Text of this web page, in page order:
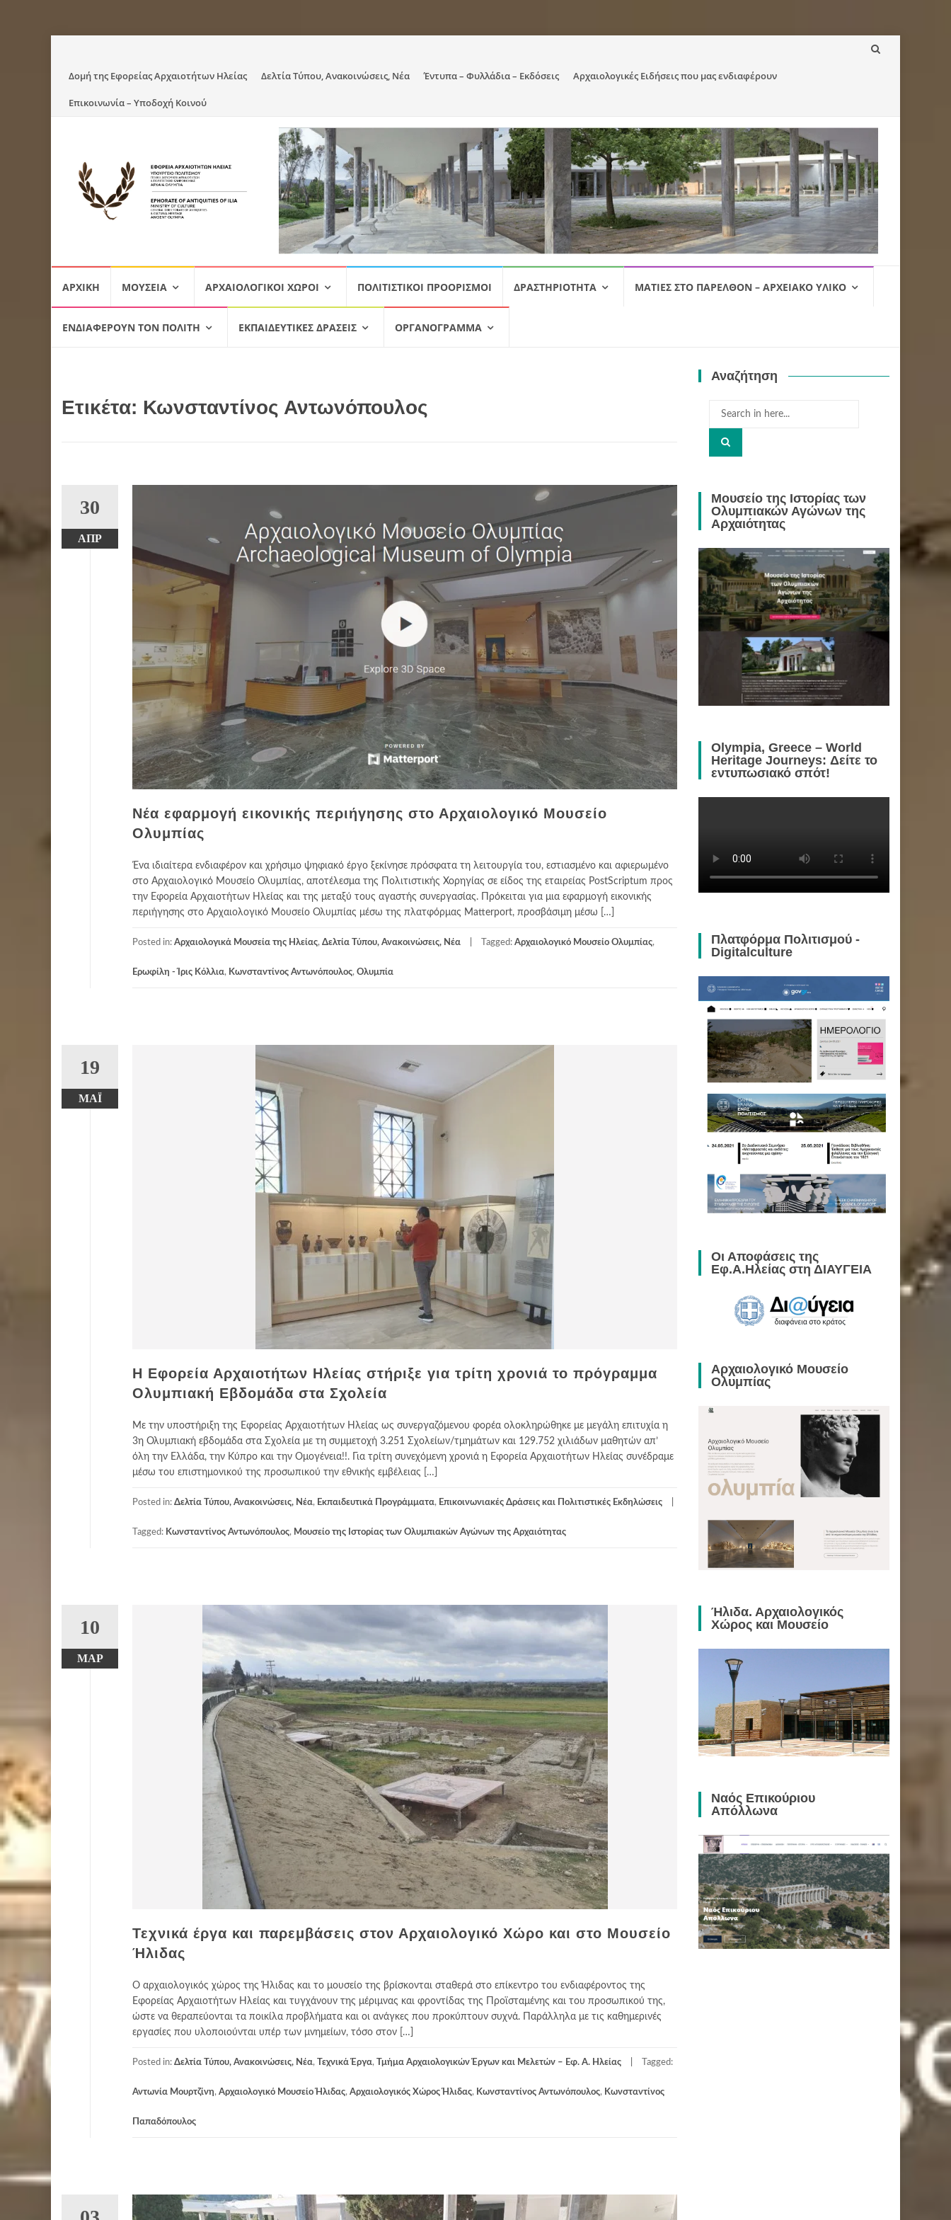
Skip
to
Δομή της Εφορείας Αρχαιοτήτων Ηλείας Δελτία Τύπου, Ανακοινώσεις, Νέα Έντυπα – Φυλλάδια – Εκδόσεις Αρχαιολογικές Ειδήσεις που μας ενδιαφέρουν
Επικοινωνία – Υποδοχή Κοινού
content
ΑΡΧΙΚΉ ΜΟΥΣΕΊΑ ΑΡΧΑΙΟΛΟΓΙΚΟΊ ΧΏΡΟΙ ΠΟΛΙΤΙΣΤΙΚΟΊ ΠΡΟΟΡΙΣΜΟΊ ΔΡΑΣΤΗΡΙΌΤΗΤΑ ΜΑΤΙΈΣ ΣΤΟ ΠΑΡΕΛΘΌΝ – ΑΡΧΕΙΑΚΌ ΥΛΙΚΌ
ΕΝΔΙΑΦΈΡΟΥΝ ΤΟΝ ΠΟΛΊΤΗ ΕΚΠΑΙΔΕΥΤΙΚΈΣ ΔΡΆΣΕΙΣ ΟΡΓΑΝΌΓΡΑΜΜΑ
Ετικέτα: Κωνσταντίνος Αντωνόπουλος
30
ΑΠΡ
Νέα εφαρμογή εικονικής περιήγησης στο Αρχαιολογικό Μουσείο
Ολυμπίας
Ένα ιδιαίτερα ενδιαφέρον και χρήσιμο ψηφιακό έργο ξεκίνησε πρόσφατα τη λειτουργία του, εστιασμένο και αφιερωμένο
στο Αρχαιολογικό Μουσείο Ολυμπίας, αποτέλεσμα της Πολιτιστικής Χορηγίας σε είδος της εταιρείας PostScriptum προς
την Εφορεία Αρχαιοτήτων Ηλείας και της μεταξύ τους αγαστής συνεργασίας. Πρόκειται για μια εφαρμογή εικονικής
περιήγησης στο Αρχαιολογικό Μουσείο Ολυμπίας μέσω της πλατφόρμας Matterport, προσβάσιμη μέσω […]
Posted in: Αρχαιολογικά Μουσεία της Ηλείας, Δελτία Τύπου, Ανακοινώσεις, Νέα Tagged: Αρχαιολογικό Μουσείο Ολυμπίας,
Ερωφίλη - Ίρις Κόλλια, Κωνσταντίνος Αντωνόπουλος, Ολυμπία
19
ΜΆΙ
Η Εφορεία Αρχαιοτήτων Ηλείας στήριξε για τρίτη χρονιά το πρόγραμμα
Ολυμπιακή Εβδομάδα στα Σχολεία
Με την υποστήριξη της Εφορείας Αρχαιοτήτων Ηλείας ως συνεργαζόμενου φορέα ολοκληρώθηκε με μεγάλη επιτυχία η
3η Ολυμπιακή εβδομάδα στα Σχολεία με τη συμμετοχή 3.251 Σχολείων/τμημάτων και 129.752 χιλιάδων μαθητών απ’
όλη την Ελλάδα, την Κύπρο και την Ομογένεια!!. Για τρίτη συνεχόμενη χρονιά η Εφορεία Αρχαιοτήτων Ηλείας συνέδραμε
μέσω του επιστημονικού της προσωπικού την εθνικής εμβέλειας […]
Posted in: Δελτία Τύπου, Ανακοινώσεις, Νέα, Εκπαιδευτικά Προγράμματα, Επικοινωνιακές Δράσεις και Πολιτιστικές Εκδηλώσεις
Tagged: Κωνσταντίνος Αντωνόπουλος, Μουσείο της Ιστορίας των Ολυμπιακών Αγώνων της Αρχαιότητας
10
ΜΑΡ
Τεχνικά έργα και παρεμβάσεις στον Αρχαιολογικό Χώρο και στο Μουσείο
Ήλιδας
Ο αρχαιολογικός χώρος της Ήλιδας και το μουσείο της βρίσκονται σταθερά στο επίκεντρο του ενδιαφέροντος της
Εφορείας Αρχαιοτήτων Ηλείας και τυγχάνουν της μέριμνας και φροντίδας της Προϊσταμένης και του προσωπικού της,
ώστε να θεραπεύονται τα ποικίλα προβλήματα και οι ανάγκες που προκύπτουν συχνά. Παράλληλα με τις καθημερινές
εργασίες που υλοποιούνται υπέρ των μνημείων, τόσο στον […]
Posted in: Δελτία Τύπου, Ανακοινώσεις, Νέα, Τεχνικά Έργα, Τμήμα Αρχαιολογικών Έργων και Μελετών – Εφ. Α. Ηλείας Tagged:
Αντωνία Μουρτζίνη, Αρχαιολογικό Μουσείο Ήλιδας, Αρχαιολογικός Χώρος Ήλιδας, Κωνσταντίνος Αντωνόπουλος, Κωνσταντίνος
Παπαδόπουλος
Αναζήτηση
Search
Μουσείο της Ιστορίας των
Ολυμπιακών Αγώνων της
Αρχαιότητας
Olympia, Greece – World
Heritage Journeys: Δείτε το
εντυπωσιακό σπότ!
Πλατφόρμα Πολιτισμού -
Digitalculture
Οι Αποφάσεις της
Εφ.Α.Ηλείας στη ΔΙΑΥΓΕΙΑ
Αρχαιολογικό Μουσείο
Ολυμπίας
Ήλιδα. Αρχαιολογικός
Χώρος και Μουσείο
Ναός Επικούριου
Απόλλωνα